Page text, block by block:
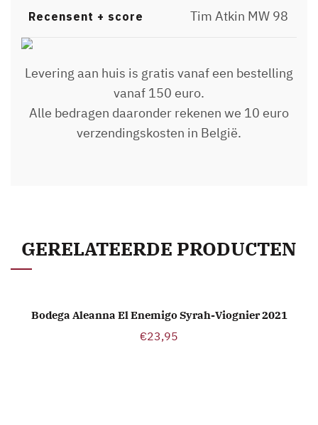
Recensent + score Tim Atkin MW 98
Levering aan huis is gratis vanaf een bestelling
vanaf 150 euro.
Alle bedragen daaronder rekenen we 10 euro
verzendingskosten in België.
GERELATEERDE PRODUCTEN
TOEVOEGEN AAN WINKELWAGEN
Bodega Aleanna El Enemigo Syrah-Viognier 2021
€23,95